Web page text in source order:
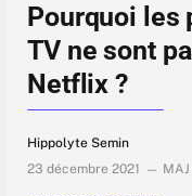
Pourquoi les
TV ne sont
Netflix ?
Hippolyte Semin
23 décembre 2021
MAJ